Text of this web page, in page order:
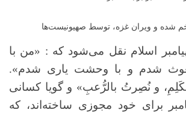
شده و ویران غزه، توسط صهیونیست‌ها
اسلام نقل می‌شود که : «من با
شدم و با وحشت یاری شدم».
و نُصِرتُ بالرُّعبِ» و گویا کسانی
برای خود مجوزی ساخته‌اند، که